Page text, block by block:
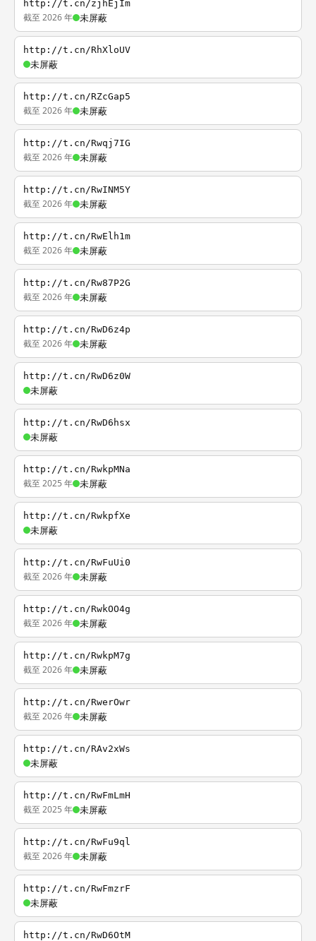
http://t.cn/zjhEjIm
截至 2026 年 未屏蔽
http://t.cn/RhXloUV
未屏蔽
http://t.cn/RZcGap5
截至 2026 年 未屏蔽
http://t.cn/Rwqj7IG
截至 2026 年 未屏蔽
http://t.cn/RwINM5Y
截至 2026 年 未屏蔽
http://t.cn/RwElh1m
截至 2026 年 未屏蔽
http://t.cn/Rw87P2G
截至 2026 年 未屏蔽
http://t.cn/RwD6z4p
截至 2026 年 未屏蔽
http://t.cn/RwD6z0W
未屏蔽
http://t.cn/RwD6hsx
未屏蔽
http://t.cn/RwkpMNa
截至 2025 年 未屏蔽
http://t.cn/RwkpfXe
未屏蔽
http://t.cn/RwFuUi0
截至 2026 年 未屏蔽
http://t.cn/RwkOO4g
截至 2026 年 未屏蔽
http://t.cn/RwkpM7g
截至 2026 年 未屏蔽
http://t.cn/RwerOwr
截至 2026 年 未屏蔽
http://t.cn/RAv2xWs
未屏蔽
http://t.cn/RwFmLmH
截至 2025 年 未屏蔽
http://t.cn/RwFu9ql
截至 2026 年 未屏蔽
http://t.cn/RwFmzrF
未屏蔽
http://t.cn/RwD6OtM